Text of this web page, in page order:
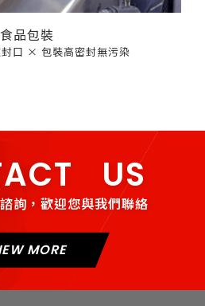
食品包裝
口 × 包裝高密封無污染
US
詢，歡迎您與我們聯絡
MORE